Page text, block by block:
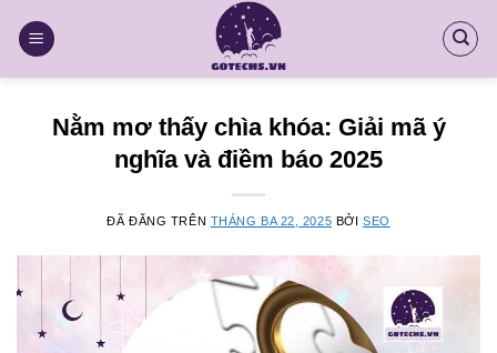
đến
Nằm mơ thấy chìa khóa: Giải mã ý
nghĩa và điềm báo 2025
ĐÃ ĐĂNG TRÊN THÁNG BA 22, 2025 BỞI SEO